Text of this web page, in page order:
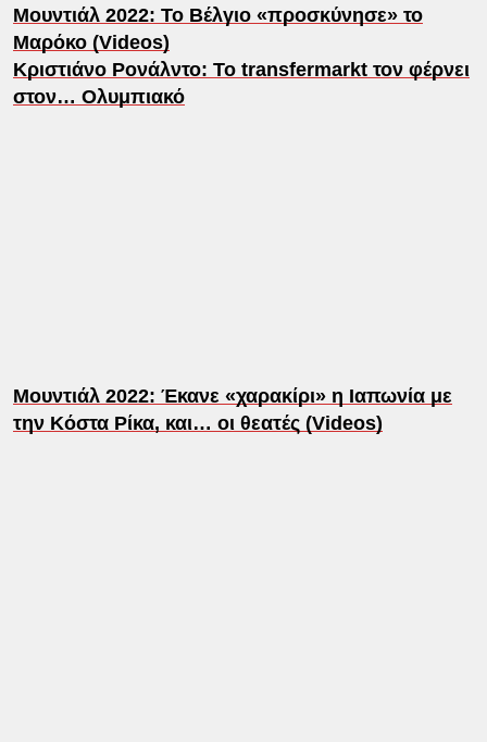
Μουντιάλ 2022: Το Βέλγιο «προσκύνησε» το
Μαρόκο (Videos)
Κριστιάνο Ρονάλντο: Το transfermarkt τον φέρνει
στον… Ολυμπιακό
Μουντιάλ 2022: Έκανε «χαρακίρι» η Ιαπωνία με
την Κόστα Ρίκα, και… οι θεατές (Videos)